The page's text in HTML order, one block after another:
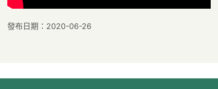
發布日期：2020-06-26